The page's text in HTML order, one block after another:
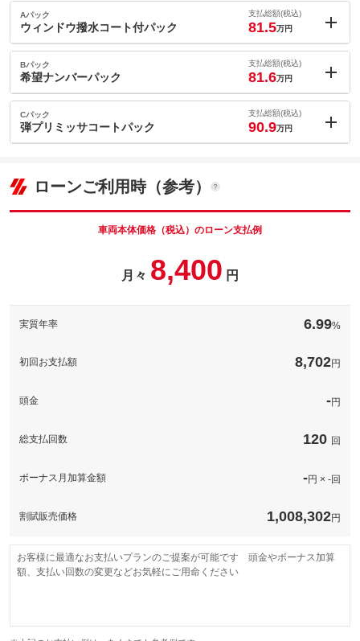
Aパック
ウィンドウ撥水コート付パック
支払総額(税込)
81.5万円
内：オプシ
ョン価格
(税込)
車両本体価
72.4万円
このパックの見積もり依頼（無料）
Bパック
希望ナンバーパック
支払総額(税込)
81.6万円
内：オプシ
ョン価格
(税込)
車両本体価
パック内容
Cパック
弾プリミッサコートパック
支払総額(税込)
90.9万円
車両本体価
72.4
ローンご利用時（参考）
車両本体価格（税込）のローン支払例
月々 8,400 円
実質年率 6.99%
初回お支払額 8,702円
頭金 -円
総支払回数 120 回
ボーナス月加算金額 -円 × -回
割賦販売価格 1,008,302円
お客様に最適なお支払いプランのご提案が可能です 頭金やボーナス加算
額、支払い回数の変更などお気軽にご用命ください